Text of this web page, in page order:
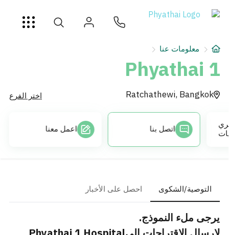
ไทย
English
شرط
عن
فرع المستشفى
معلومات عنا
Phyathai 1
Ratchathewi, Bangkok اختر الفرع
اتصل بنا اعمل معنا
التوصية/الشكوى احصل على الأخبار
يرجى ملء النموذج.